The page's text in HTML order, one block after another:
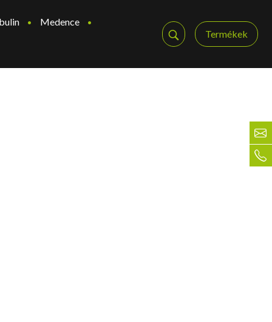
Medence
Termékek